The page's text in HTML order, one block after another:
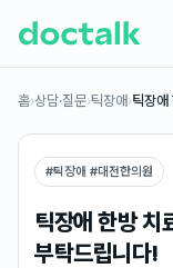
홈›상담·질문›틱장애›틱장
#틱장애 #대전한의원
틱장애 한방 치
부탁드립니다!